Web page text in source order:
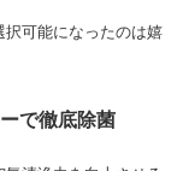
択可能になったのは嬉
で徹底除菌